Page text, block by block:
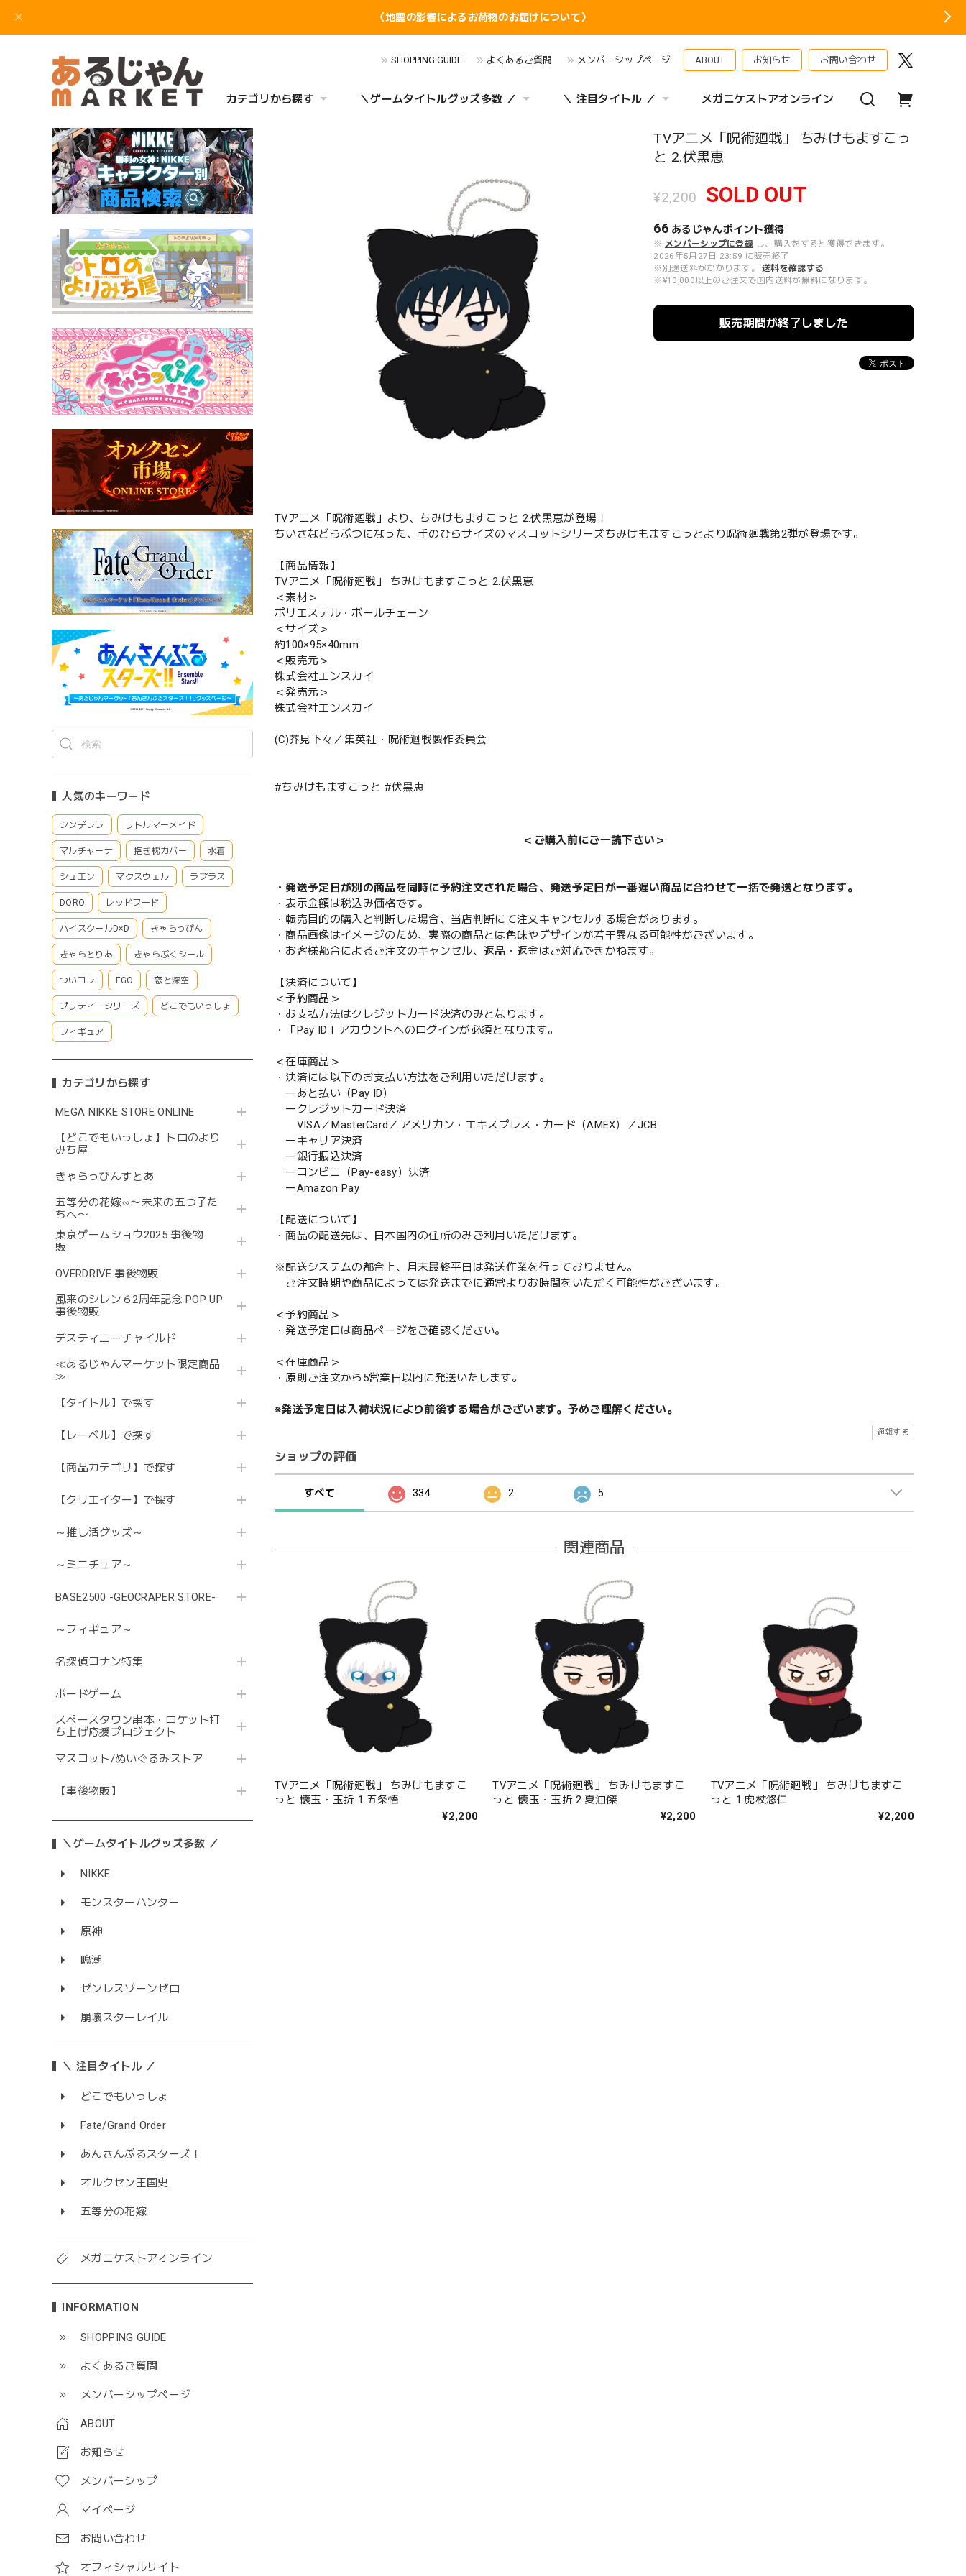
〈地震の影響によるお荷物のお届けについて〉
SHOPPING GUIDE よくあるご質問 メンバーシップページ ABOUT お知らせ お問い合わせ
カテゴリから探す ＼ゲームタイトルグッズ多数 ／ ＼ 注目タイトル ／ メガニケストアオンライン
人気のキーワード
シンデレラ リトルマーメイド
マルチャーナ 抱き枕カバー 水着
シュエン マクスウェル ラプラス
DORO レッドフード
ハイスクールD×D きゃらっぴん
きゃらとりあ きゃらぷくシール
ついコレ FGO 恋と深空
プリティーシリーズ どこでもいっしょ
フィギュア
カテゴリから探す
MEGA NIKKE STORE ONLINE
【どこでもいっしょ】トロのより
みち屋
きゃらっぴんすとあ
五等分の花嫁∽〜未来の五つ子た
ちへ〜
東京ゲームショウ2025 事後物
販
OVERDRIVE 事後物販
風来のシレン６2周年記念 POP UP
事後物販
デスティニーチャイルド
≪あるじゃんマーケット限定商品
≫
【タイトル】で探す
【レーベル】で探す
【商品カテゴリ】で探す
【クリエイター】で探す
～推し活グッズ～
～ミニチュア～
BASE2500 -GEOCRAPER STORE-
～フィギュア～
名探偵コナン特集
ボードゲーム
スペースタウン串本・ロケット打
ち上げ応援プロジェクト
マスコット/ぬいぐるみストア
【事後物販】
＼ゲームタイトルグッズ多数 ／
NIKKE
モンスターハンター
原神
鳴潮
ゼンレスゾーンゼロ
崩壊スターレイル
＼ 注目タイトル ／
どこでもいっしょ
Fate/Grand Order
あんさんぶるスターズ！
オルクセン王国史
五等分の花嫁
メガニケストアオンライン
INFORMATION
SHOPPING GUIDE
よくあるご質問
メンバーシップページ
ABOUT
お知らせ
メンバーシップ
マイページ
お問い合わせ
オフィシャルサイト
TVアニメ「呪術廻戦」 ちみけもますこっ
と 2.伏黒恵
¥2,200 SOLD OUT
66 あるじゃんポイント獲得
※ メンバーシップに登録 し、購入をすると獲得できます。
2026年5月27日 23:59 に販売終了
※別途送料がかかります。
送料を確認する
※¥10,000以上のご注文で国内送料が無料になります。
販売期間が終了しました
TVアニメ「呪術廻戦」より、ちみけもますこっと 2.伏黒恵が登場！
ちいさなどうぶつになった、手のひらサイズのマスコットシリーズちみけもますこっとより呪術廻戦第2弾が登場です。
【商品情報】
TVアニメ「呪術廻戦」 ちみけもますこっと 2.伏黒恵
＜素材＞
ポリエステル・ボールチェーン
＜サイズ＞
約100×95×40mm
＜販売元＞
株式会社エンスカイ
＜発売元＞
株式会社エンスカイ
(C)芥見下々／集英社・呪術迴戦製作委員会
#ちみけもますこっと #伏黒恵
＜ご購入前にご一読下さい＞
・発送予定日が別の商品を同時に予約注文された場合、発送予定日が一番遅い商品に合わせて一括で発送となります。
・表示金額は税込み価格です。
・転売目的の購入と判断した場合、当店判断にて注文キャンセルする場合があります。
・商品画像はイメージのため、実際の商品とは色味やデザインが若干異なる可能性がございます。
・お客様都合によるご注文のキャンセル、返品・返金はご対応できかねます。
【決済について】
＜予約商品＞
・お支払方法はクレジットカード決済のみとなります。
・「Pay ID」アカウントへのログインが必須となります。
＜在庫商品＞
・決済には以下のお支払い方法をご利用いただけます。
ーあと払い（Pay ID）
ークレジットカード決済
VISA／MasterCard／アメリカン・エキスプレス・カード（AMEX）／JCB
ーキャリア決済
ー銀行振込決済
ーコンビニ（Pay-easy）決済
ーAmazon Pay
【配送について】
・商品の配送先は、日本国内の住所のみご利用いただけます。
※配送システムの都合上、月末最終平日は発送作業を行っておりません。
ご注文時期や商品によっては発送までに通常よりお時間をいただく可能性がございます。
＜予約商品＞
・発送予定日は商品ページをご確認ください。
＜在庫商品＞
・原則ご注文から5営業日以内に発送いたします。
※発送予定日は入荷状況により前後する場合がございます。予めご理解ください。
通報する
ショップの評価
すべて 334 2 5
関連商品
TVアニメ「呪術廻戦」 ちみけもますこ
っと 懐玉・玉折 1.五条悟
¥2,200
TVアニメ「呪術廻戦」 ちみけもますこ
っと 懐玉・玉折 2.夏油傑
¥2,200
TVアニメ「呪術廻戦」 ちみけもますこ
っと 1.虎杖悠仁
¥2,200